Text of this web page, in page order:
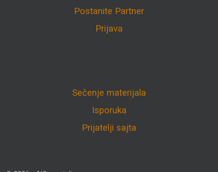
Postanite Partner
Prijava
Sečenje materijala
Isporuka
Prijatelji sajta